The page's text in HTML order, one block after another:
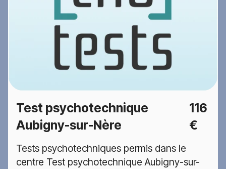
Test psychotechnique
Aubigny-sur-Nère
116
€
Tests psychotechniques permis dans le
centre Test psychotechnique Aubigny-sur-